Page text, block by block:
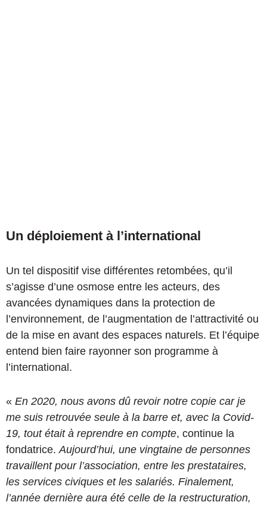
Un déploiement à l’international
Un tel dispositif vise différentes retombées, qu’il
s’agisse d’une osmose entre les acteurs, des
avancées dynamiques dans la protection de
l’environnement, de l’augmentation de l’attractivité ou
de la mise en avant des espaces naturels. Et l’équipe
entend bien faire rayonner son programme à
l’international.
« En 2020, nous avons dû revoir notre copie car je
me suis retrouvée seule à la barre et, avec la Covid-
19, tout était à reprendre en compte, continue la
fondatrice.Aujourd’hui, une vingtaine de personnes
travaillent pour l’association, entre les prestataires,
les services civiques et les salariés. Finalement,
l’année dernière aura été celle de la restructuration,